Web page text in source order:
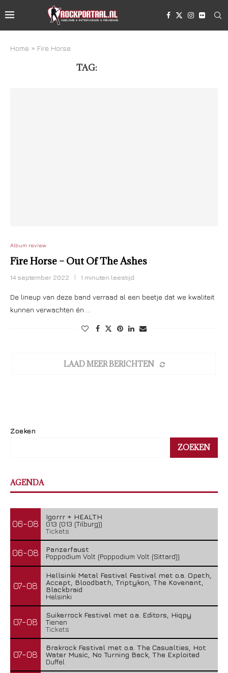
Home » Fire Horse
TAG:
Album review
Fire Horse – Out Of The Ashes
14 september 2022 1 minuten leestijd
De lineup van deze band verraad al een beetje dat we kwaliteit
kunnen verwachten én …
LAAD MEER BERICHTEN
Zoeken
ZOEKEN
AGENDA
06-08
Igorrr + HEALTH
013 (013 (Tilburg))
Tickets
06-08
Panzerfaust
Poppodium Volt (Poppodium Volt (Sittard))
07-08
Hellsinki Metal Festival Festival met o.a. Opeth,
Accept, Bloodbath, Triptykon, The Kovenant,
Blackbraid
Helsinki
07-08
Suikerrock Festival met o.a. Editors, Hiqpy
Tienen
Tickets
07-08
Brakrock Festival met o.a. The Casualties, Hot
Water Music, No Turning Back, The Exploited
Duffel